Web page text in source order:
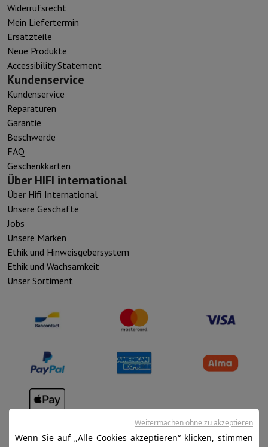
Widerrufsrecht
Mein Liefertermin
Ersatzteile
Neue Produkte
Accessibility Statement
Kundenservice
Kundenservice
Reparaturen
Garantie
Beschwerde
FAQ
Geschenkkarten
Über HIFI international
Über Hifi International
Unsere Geschäfte
Jobs
Unsere Marken
Ethik und Hinweisgebersystem
Ethik und Wachsamkeit
Unser Sortiment
Verkaufsbedingungen
Datenschutz
Wenn Sie auf „Alle Cookies akzeptieren“ klicken, stimmen
Weitermachen ohne zu akzeptieren